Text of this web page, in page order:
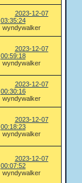
2023-12-07
03:35:24
wyndywalker
2023-12-07
00:59:18
wyndywalker
2023-12-07
00:30:16
wyndywalker
2023-12-07
00:18:23
wyndywalker
2023-12-07
00:07:52
wyndywalker